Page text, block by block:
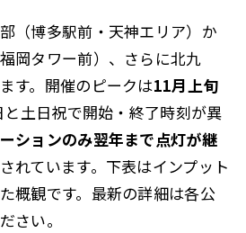
（博多駅前・天神エリア）か
岡タワー前）、さらに北九
す。開催のピークは11月上旬
と土日祝で開始・終了時刻が異
ションのみ翌年まで点灯が継
れています。下表はインプット
概観です。最新の詳細は各公
さい。